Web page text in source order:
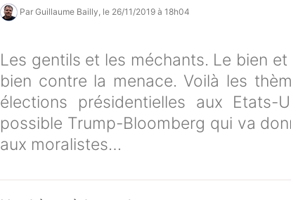
Par Guillaume Bailly , le 26/11/2019 à 18h04
Les gentils et les méchants. Le bien
bien contre la menace. Voilà les
élections présidentielles aux Etats-
possible Trump-Bloomberg qui va
aux moralistes…